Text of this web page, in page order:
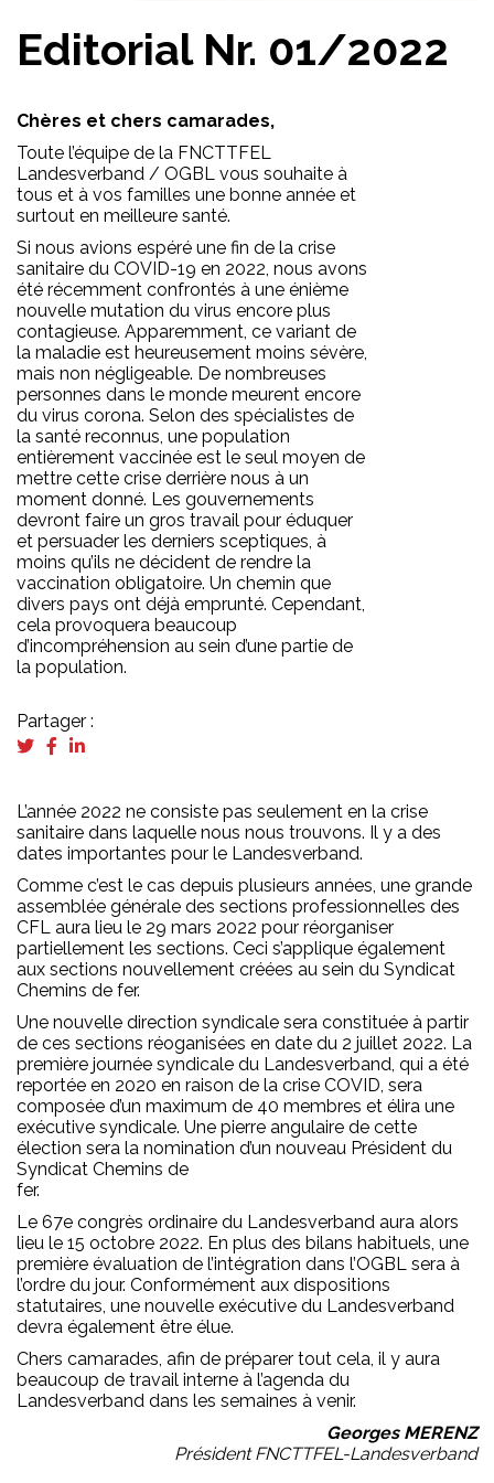
Editorial Nr. 01/2022
Chères et chers camarades,
Toute l’équipe de la FNCTTFEL
Landesverband / OGBL vous souhaite à
tous et à vos familles une bonne année et
surtout en meilleure santé.
Si nous avions espéré une fin de la crise
sanitaire du COVID-19 en 2022, nous avons
été récemment confrontés à une énième
nouvelle mutation du virus encore plus
contagieuse. Apparemment, ce variant de
la maladie est heureusement moins sévère,
mais non négligeable. De nombreuses
personnes dans le monde meurent encore
du virus corona. Selon des spécialistes de
la santé reconnus, une population
entièrement vaccinée est le seul moyen de
mettre cette crise derrière nous à un
moment donné. Les gouvernements
devront faire un gros travail pour éduquer
et persuader les derniers sceptiques, à
moins qu’ils ne décident de rendre la
vaccination obligatoire. Un chemin que
divers pays ont déjà emprunté. Cependant,
cela provoquera beaucoup
d’incompréhension au sein d’une partie de
la population.
Partager :
L’année 2022 ne consiste pas seulement en la crise
sanitaire dans laquelle nous nous trouvons. Il y a des
dates importantes pour le Landesverband.
Comme c’est le cas depuis plusieurs années, une grande
assemblée générale des sections professionnelles des
CFL aura lieu le 29 mars 2022 pour réorganiser
partiellement les sections. Ceci s’applique également
aux sections nouvellement créées au sein du Syndicat
Chemins de fer.
Une nouvelle direction syndicale sera constituée à partir
de ces sections réoganisées en date du 2 juillet 2022. La
première journée syndicale du Landesverband, qui a été
reportée en 2020 en raison de la crise COVID, sera
composée d’un maximum de 40 membres et élira une
exécutive syndicale. Une pierre angulaire de cette
élection sera la nomination d’un nouveau Président du
Syndicat Chemins de
fer.
Le 67e congrès ordinaire du Landesverband aura alors
lieu le 15 octobre 2022. En plus des bilans habituels, une
première évaluation de l’intégration dans l’OGBL sera à
l’ordre du jour. Conformément aux dispositions
statutaires, une nouvelle exécutive du Landesverband
devra également être élue.
Chers camarades, afin de préparer tout cela, il y aura
beaucoup de travail interne à l’agenda du
Landesverband dans les semaines à venir.
Georges MERENZ
Président FNCTTFEL-Landesverband